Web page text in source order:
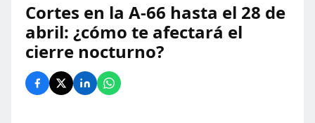
Cortes en la A-66 hasta el 28 de
abril: ¿cómo te afectará el
cierre nocturno?